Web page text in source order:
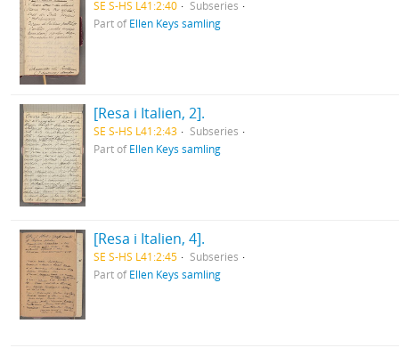
SE S-HS L41:2:40
Subseries
Part ofEllen Keys samling
[Resa i Italien, 2].
SE S-HS L41:2:43
Subseries
Part ofEllen Keys samling
[Resa i Italien, 4].
SE S-HS L41:2:45
Subseries
Part ofEllen Keys samling